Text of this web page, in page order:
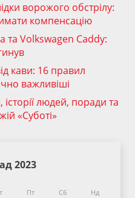
ворожого обстрілу:
компенсацію
та Volkswagen Caddy:
кави: 16 правил
важливіші
людей, поради та
«Суботі»
2023
Пт Сб Нд